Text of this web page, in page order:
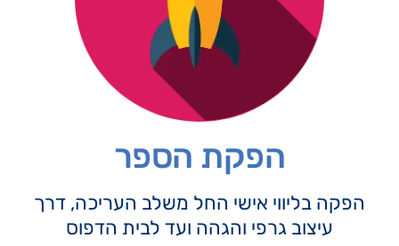
הפקת הספר
הפקה בליווי אישי החל משלב העריכה, דרך
עיצוב גרפי והגהה ועד לבית הדפוס